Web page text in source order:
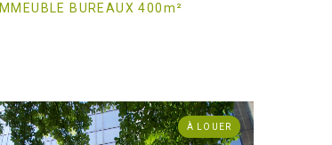
IMMEUBLE BUREAUX 400m²
À LOUER